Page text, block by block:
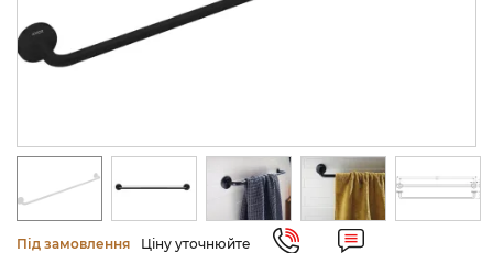
Під замовлення
Ціну уточнюйте